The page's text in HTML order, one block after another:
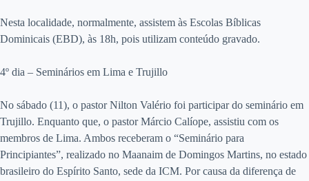
Nesta localidade, normalmente, assistem às Escolas Bíblicas
Dominicais (EBD), às 18h, pois utilizam conteúdo gravado.
4º dia – Seminários em Lima e Trujillo
No sábado (11), o pastor Nilton Valério foi participar do seminário em
Trujillo. Enquanto que, o pastor Márcio Calíope, assistiu com os
membros de Lima. Ambos receberam o “Seminário para
Principiantes”, realizado no Maanaim de Domingos Martins, no estado
brasileiro do Espírito Santo, sede da ICM. Por causa da diferença de